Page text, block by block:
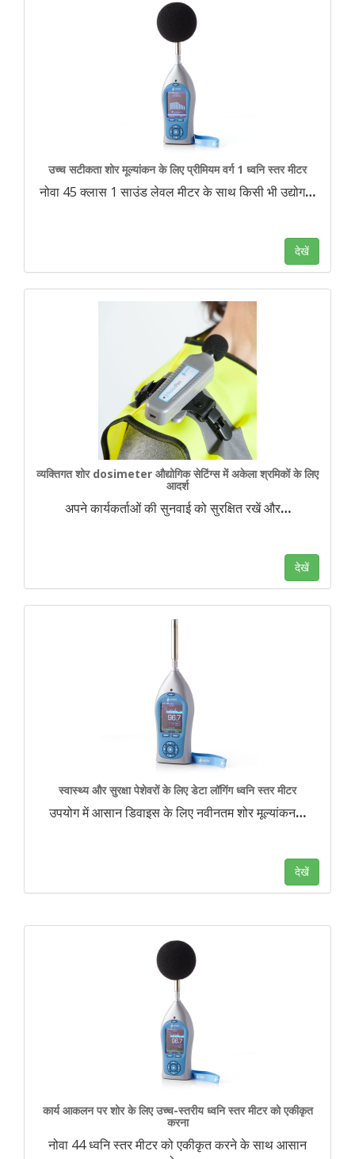
उच्च सटीकता शोर मूल्यांकन के लिए प्रीमियम वर्ग 1 ध्वनि स्तर मीटर
नोवा 45 क्लास 1 साउंड लेवल मीटर के साथ किसी भी उद्योग…
देखें
व्यक्तिगत शोर dosimeter औद्योगिक सेटिंग्स में अकेला श्रमिकों के लिए
आदर्श
अपने कार्यकर्ताओं की सुनवाई को सुरक्षित रखें और…
देखें
स्वास्थ्य और सुरक्षा पेशेवरों के लिए डेटा लॉगिंग ध्वनि स्तर मीटर
उपयोग में आसान डिवाइस के लिए नवीनतम शोर मूल्यांकन…
देखें
कार्य आकलन पर शोर के लिए उच्च-स्तरीय ध्वनि स्तर मीटर को एकीकृत
करना
नोवा 44 ध्वनि स्तर मीटर को एकीकृत करने के साथ आसान